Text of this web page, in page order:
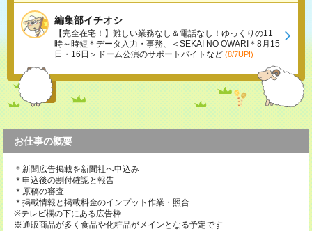
編集部イチオシ
【完全在宅！】難しい業務なし＆電話なし！ゆっくりの11
時～時短＊データ入力・事務、＜SEKAI NO OWARI＊8月15
日・16日＞ドーム公演のサポートバイトなど (8/7UP!)
お仕事の概要
＊新聞広告掲載を新聞社へ申込み
＊申込後の割付確認と報告
＊原稿の審査
＊掲載情報と掲載料金のインプット作業・照合
※テレビ欄の下にある広告枠
※通販商品が多く食品や化粧品がメインとなる予定です